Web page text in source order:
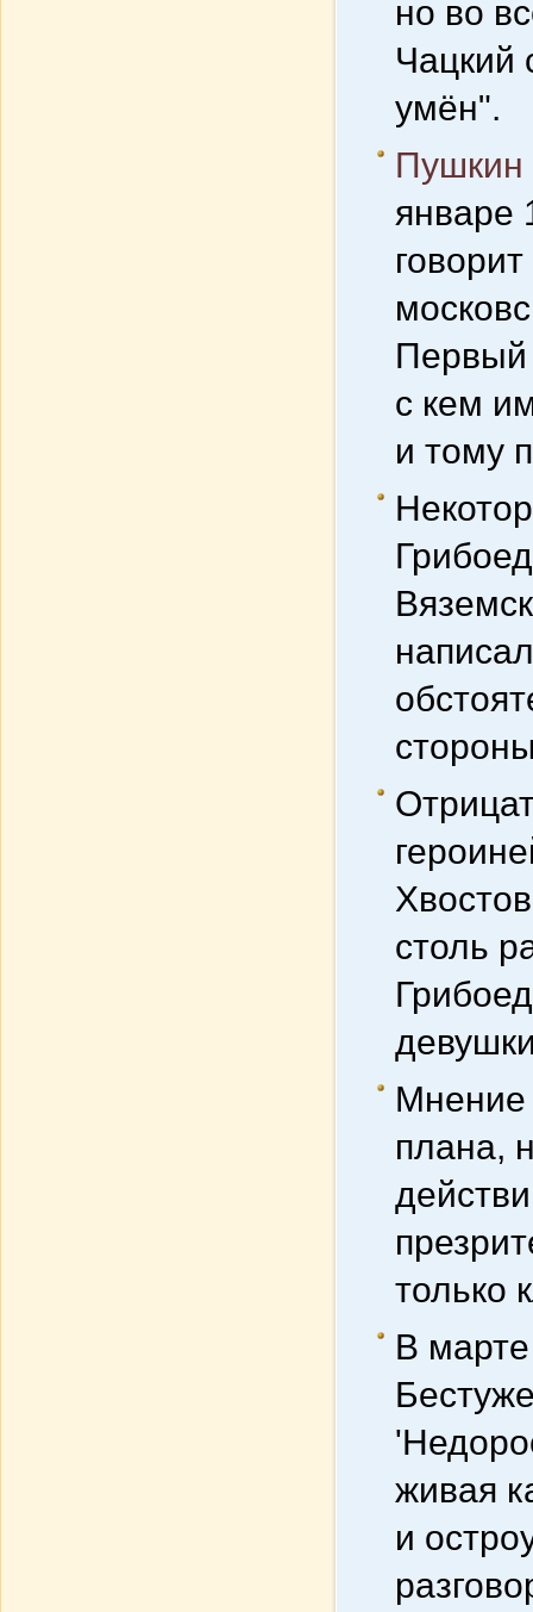
но во
Чацкий
умён".
Пушкин
январе
Первый
с кем
и тому
столь
Мнение
плана,
только
В
живая
и